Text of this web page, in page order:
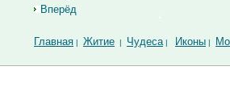
Вперёд
Главная | Житие | Чудеса | Иконы |